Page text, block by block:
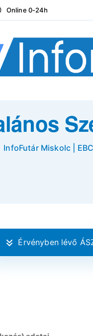
Online 0-24h
InfoFutár Miskolc |
Érvényben lévő